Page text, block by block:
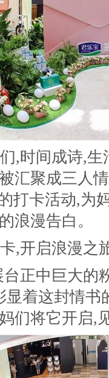
,时间成诗,
汇聚成三人
打卡活动,为
浪漫告白。
,开启浪漫之
正中巨大的
显着这封情
们将它开启,